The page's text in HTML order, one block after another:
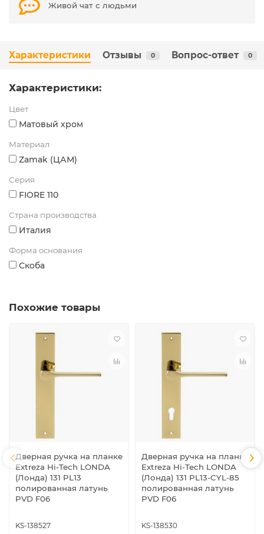
Живой чат с людьми
Характеристики Отзывы 0 Вопрос-ответ 0
Характеристики:
Цвет
Матовый хром
Материал
Zamak (ЦАМ)
Серия
FIORE 110
Страна производства
Италия
Форма основания
Скоба
Похожие товары
Дверная ручка на планке
Extreza Hi-Tech LONDA
(Лонда) 131 PL13
полированная латунь
PVD F06
KS-138527
Дверная ручка на планке
Extreza Hi-Tech LONDA
(Лонда) 131 PL13-CYL-85
полированная латунь
PVD F06
KS-138530